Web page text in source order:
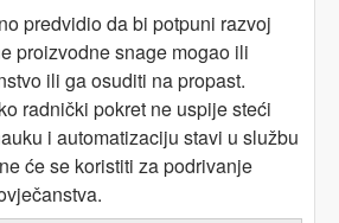
predvidio da bi potpuni razvoj
proizvodne snage mogao ili
ili ga osuditi na propast.
radnički pokret ne uspije steći
i automatizaciju stavi u službu
će se koristiti za podrivanje